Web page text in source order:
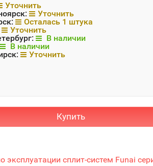
Уточнить
Уточнить
Осталась 1 штука
Уточнить
В наличии
В наличии
Уточнить
Купить
эксплуатации сплит-систем Funai